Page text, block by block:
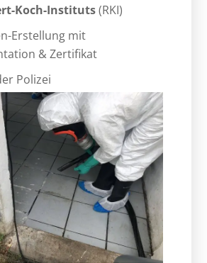
Koch-Instituts(RKI)
Erstellung mit
& Zertifikat
Polizei